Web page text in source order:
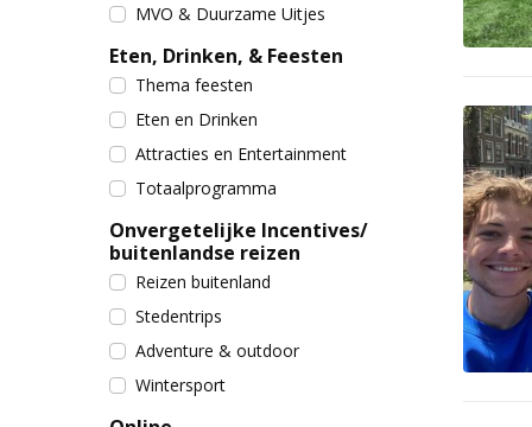
MVO & Duurzame Uitjes
Eten, Drinken, & Feesten
Thema feesten
Eten en Drinken
Attracties en Entertainment
Totaalprogramma
Onvergetelijke Incentives/
buitenlandse reizen
Reizen buitenland
Stedentrips
Adventure & outdoor
Wintersport